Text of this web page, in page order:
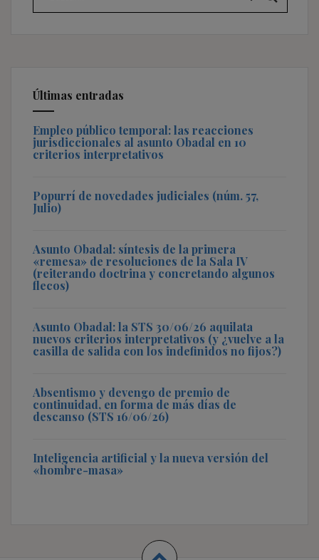
Últimas entradas
Empleo público temporal: las reacciones
jurisdiccionales al asunto Obadal en 10
criterios interpretativos
Popurrí de novedades judiciales (núm. 57,
Julio)
Asunto Obadal: síntesis de la primera
«remesa» de resoluciones de la Sala IV
(reiterando doctrina y concretando algunos
flecos)
Asunto Obadal: la STS 30/06/26 aquilata
nuevos criterios interpretativos (y ¿vuelve a la
casilla de salida con los indefinidos no fijos?)
Absentismo y devengo de premio de
continuidad, en forma de más días de
descanso (STS 16/06/26)
Inteligencia artificial y la nueva versión del
«hombre-masa»